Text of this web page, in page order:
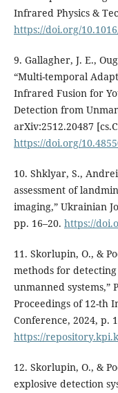
Infrared Physics &
https://doi.org/
9. Gallagher, J. E.,
“Multi-temporal
Infrared Fusion for
Detection from
arXiv:2512.20487
https://doi.org/
10. Shklyar, S.,
assessment of
imaging,” Ukrainian
pp. 16–20. https://
11. Skorlupin, O., &
methods for
unmanned systems,”
Proceedings of 12-th
Conference, 2024, p.
https://
12. Skorlupin, O., &
explosive detection